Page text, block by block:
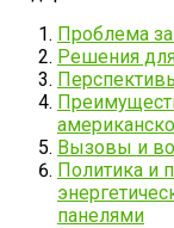
Проблема
Решения
Вызовы и
Политика и
панелями